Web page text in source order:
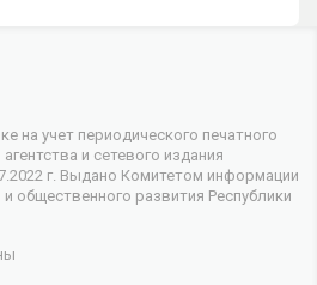
на учет периодического печатного
и сетевого издания
г. Выдано Комитетом информации
общественного развития Республики